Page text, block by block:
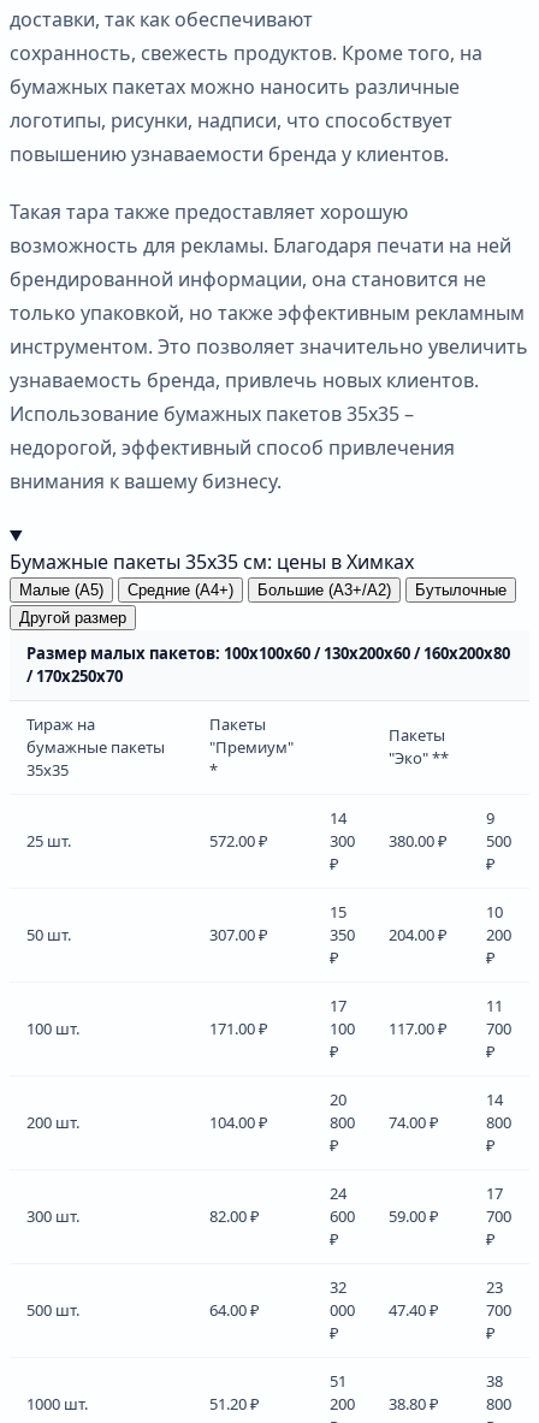
доставки, так как обеспечивают
сохранность, свежесть продуктов. Кроме того, на
бумажных пакетах можно наносить различные
логотипы, рисунки, надписи, что способствует
повышению узнаваемости бренда у клиентов.
Такая тара также предоставляет хорошую
возможность для рекламы. Благодаря печати на ней
брендированной информации, она становится не
только упаковкой, но также эффективным рекламным
инструментом. Это позволяет значительно увеличить
узнаваемость бренда, привлечь новых клиентов.
Использование бумажных пакетов 35х35 –
недорогой, эффективный способ привлечения
внимания к вашему бизнесу.
Бумажные пакеты 35х35 см: цены в Химках
Малые (А5) Средние (А4+) Большие (А3+/А2)
Бутылочные
Другой размер
Размер малых пакетов: 100х100х60 / 130х200х60 / 160х200х80
/ 170х250х70
Тираж на
бумажные пакеты
35х35
Пакеты
"Премиум"
*
Пакеты
"Эко" **
25 шт. 572.00 ₽
14
300
₽
380.00 ₽
9
500
₽
50 шт. 307.00 ₽
15
350
₽
204.00 ₽
10
200
₽
100 шт. 171.00 ₽
17
100
₽
117.00 ₽
11
700
₽
200 шт. 104.00 ₽
20
800
₽
74.00 ₽
14
800
₽
300 шт. 82.00 ₽
24
600
₽
59.00 ₽
17
700
₽
500 шт. 64.00 ₽
32
000
₽
47.40 ₽
23
700
₽
1000 шт. 51.20 ₽
51
200
38.80 ₽
38
800